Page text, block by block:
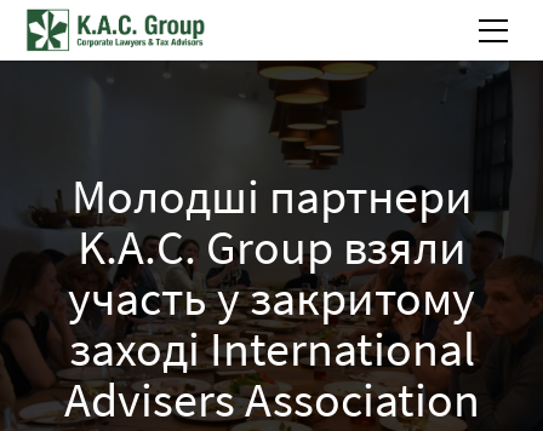
Молодші партнери
K.A.C. Group взяли
участь у закритому
заході International
Advisers Association